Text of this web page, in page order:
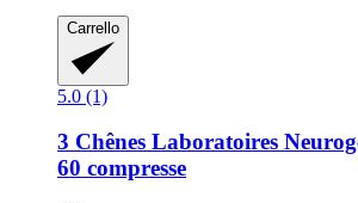
Carrello
5.0 (1)
3 Chênes Laboratoires
60 compresse